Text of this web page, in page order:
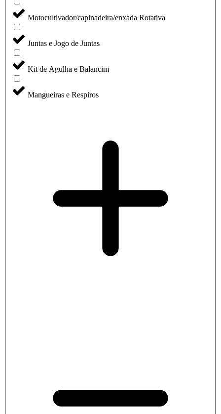
Motocultivador/capinadeira/enxada Rotativa
Juntas e Jogo de Juntas
Kit de Agulha e Balancim
Mangueiras e Respiros